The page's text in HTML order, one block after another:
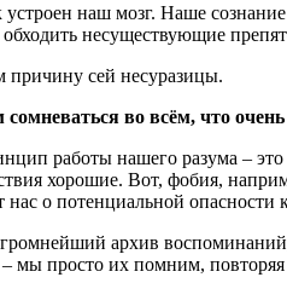
наш мозг. Наше сознание
несуществующие
причину сей несуразицы.
во всём, что
работы нашего разума –
хорошие. Вот, фобия,
о потенциальной опасности
архив
– мы просто их помним,